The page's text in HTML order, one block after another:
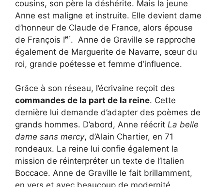
cousins, son père la déshérite. Mais la jeune
Anne est maligne et instruite. Elle devient dame
d’honneur de Claude de France, alors épouse
de François Ier. Anne de Graville se rapproche
également de Marguerite de Navarre, sœur du
roi, grande poétesse et femme d’influence.
Grâce à son réseau, l’écrivaine reçoit des
commandes de la part de la reine. Cette
dernière lui demande d’adapter des poèmes de
grands hommes. D’abord, Anne réécrit La belle
dame sans mercy, d’Alain Chartier, en 71
rondeaux. La reine lui confie également la
mission de réinterpréter un texte de l’Italien
Boccace. Anne de Graville le fait brillamment,